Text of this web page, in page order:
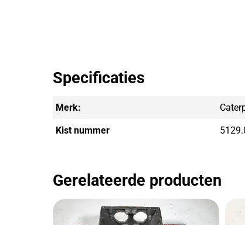
Specificaties
Merk:
Kist nummer
Gerelateerde producten